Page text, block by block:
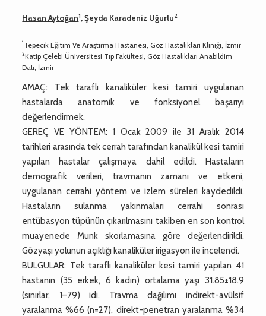
Hasan Aytoğan1, Şeyda Karadeniz Uğurlu2
1Tepecik Eğitim Ve Araştırma Hastanesi, Göz Hastalıkları Kliniği, İzmir
2Katip Çelebi Üniversitesi Tıp Fakültesi, Göz Hastalıkları Anabildim
Dalı, İzmir
AMAÇ: Tek taraflı kanaliküler kesi tamiri uygulanan
hastalarda anatomik ve fonksiyonel başarıyı
değerlendirmek.
GEREÇ VE YÖNTEM: 1 Ocak 2009 ile 31 Aralık 2014
tarihleri arasında tek cerrah tarafından kanalikül kesi tamiri
yapılan hastalar çalışmaya dahil edildi. Hastaların
demografik verileri, travmanın zamanı ve etkeni,
uygulanan cerrahi yöntem ve izlem süreleri kaydedildi.
Hastaların sulanma yakınmaları cerrahi sonrası
entübasyon tüpünün çıkarılmasını takiben en son kontrol
muayenede Munk skorlamasına göre değerlendirildi.
Gözyaşı yolunun açıklığı kanaliküler irigasyon ile incelendi.
BULGULAR: Tek taraflı kanaliküler kesi tamiri yapılan 41
hastanın (35 erkek, 6 kadın) ortalama yaşı 31.85±18.9
(sınırlar, 1–79) idi. Travma dağılımı indirekt-avülsif
yaralanma %66 (n=27), direkt-penetran yaralanma %34